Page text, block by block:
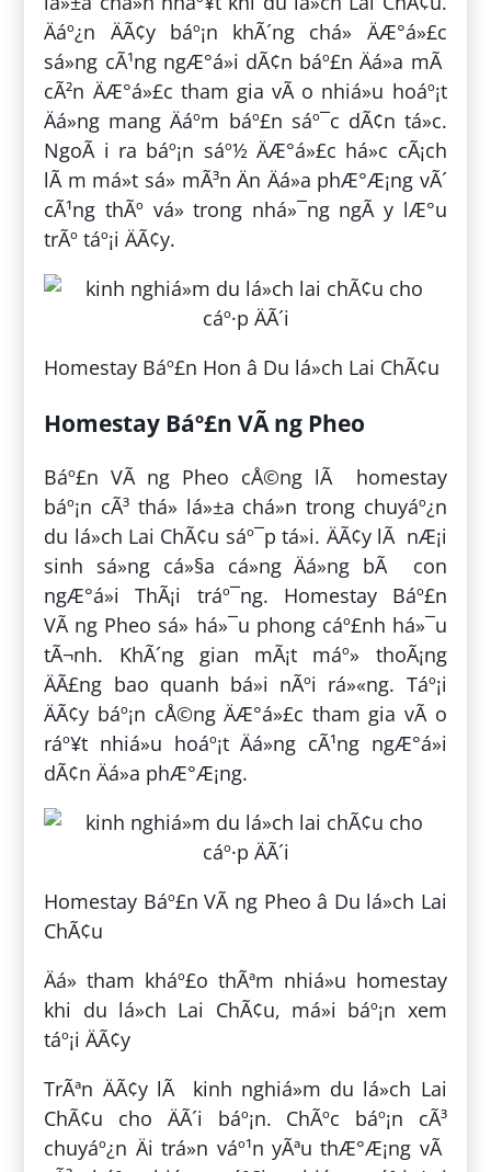
Äáº¿n ÄÃ¢y báº¡n khÃ´ng chá» ÄÆ°á»£c
sá»ng cÃ¹ng ngÆ°á»i dÃ¢n báº£n Äá»a mÃ
cÃ²n ÄÆ°á»£c tham gia vÃ o nhiá»u hoáº¡t
Äá»ng mang Äáº­m báº£n sáº¯c dÃ¢n tá»c.
NgoÃ i ra báº¡n sáº½ ÄÆ°á»£c há»c cÃ¡ch
lÃ m má»t sá» mÃ³n Än Äá»a phÆ°Æ¡ng vÃ´
cÃ¹ng thÃº vá» trong nhá»¯ng ngÃ y lÆ°u
trÃº táº¡i ÄÃ¢y.
Homestay Báº£n Hon â Du lá»ch Lai ChÃ¢u
Homestay Báº£n VÃ ng Pheo
Báº£n VÃ ng Pheo cÅ©ng lÃ homestay
báº¡n cÃ³ thá» lá»±a chá»n trong chuyáº¿n
du lá»ch Lai ChÃ¢u sáº¯p tá»i. ÄÃ¢y lÃ nÆ¡i
sinh sá»ng cá»§a cá»ng Äá»ng bÃ con
ngÆ°á»i ThÃ¡i tráº¯ng. Homestay Báº£n
VÃ ng Pheo sá» há»¯u phong cáº£nh há»¯u
tÃ¬nh. KhÃ´ng gian mÃ¡t máº» thoÃ¡ng
ÄÃ£ng bao quanh bá»i nÃºi rá»«ng. Táº¡i
ÄÃ¢y báº¡n cÅ©ng ÄÆ°á»£c tham gia vÃ o
ráº¥t nhiá»u hoáº¡t Äá»ng cÃ¹ng ngÆ°á»i
dÃ¢n Äá»a phÆ°Æ¡ng.
Homestay Báº£n VÃ ng Pheo â Du lá»ch Lai
ChÃ¢u
Äá» tham kháº£o thÃªm nhiá»u homestay
khi du lá»ch Lai ChÃ¢u, má»i báº¡n xem
táº¡i ÄÃ¢y
TrÃªn ÄÃ¢y lÃ kinh nghiá»m du lá»ch Lai
ChÃ¢u cho ÄÃ´i báº¡n. ChÃºc báº¡n cÃ³
chuyáº¿n Äi trá»n váº¹n yÃªu thÆ°Æ¡ng vÃ